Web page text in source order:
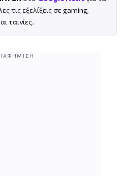
τις εξελίξεις σε gaming,
ταινίες.